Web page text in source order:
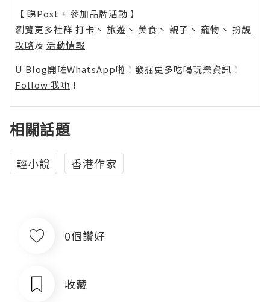
【 睇Post + 參加品牌活動 】
瀏覽更多社群 打卡 丶 旅遊 丶 美食 丶 親子 丶 寵物 丶 扮靚
攻略及 活動情報
U Blog開咗WhatsApp啦！發掘更多吃喝玩樂資訊！
Follow 我哋 ！
相關話題
輕小說 香港作家
0個讚好
收藏